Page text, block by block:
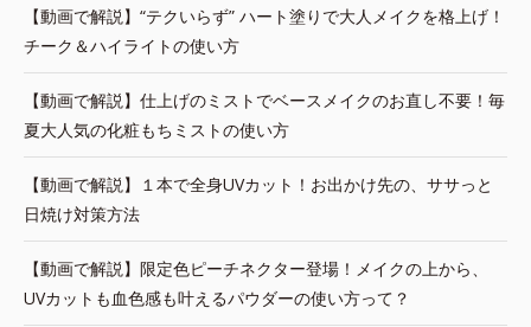
【動画で解説】“テクいらず” ハート塗りで大人メイクを格上げ！
チーク＆ハイライトの使い方
【動画で解説】仕上げのミストでベースメイクのお直し不要！毎
夏大人気の化粧もちミストの使い方
【動画で解説】１本で全身UVカット！お出かけ先の、ササっと
日焼け対策方法
【動画で解説】限定色ピーチネクター登場！メイクの上から、
UVカットも血色感も叶えるパウダーの使い方って？